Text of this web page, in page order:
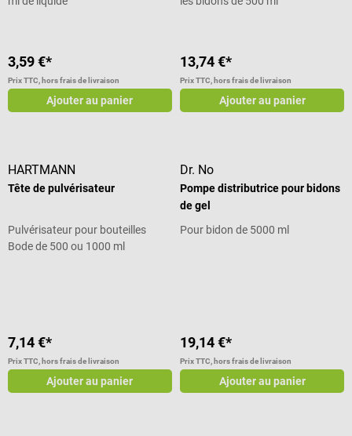
3,59 €*
Prix TTC, hors frais de livraison
Ajouter au panier
13,74 €*
Prix TTC, hors frais de livraison
Ajouter au panier
HARTMANN
Tête de pulvérisateur
Pulvérisateur pour bouteilles
Bode de 500 ou 1000 ml
7,14 €*
Prix TTC, hors frais de livraison
Ajouter au panier
Dr. No
Pompe distributrice pour bidons
de gel
Pour bidon de 5000 ml
19,14 €*
Prix TTC, hors frais de livraison
Ajouter au panier